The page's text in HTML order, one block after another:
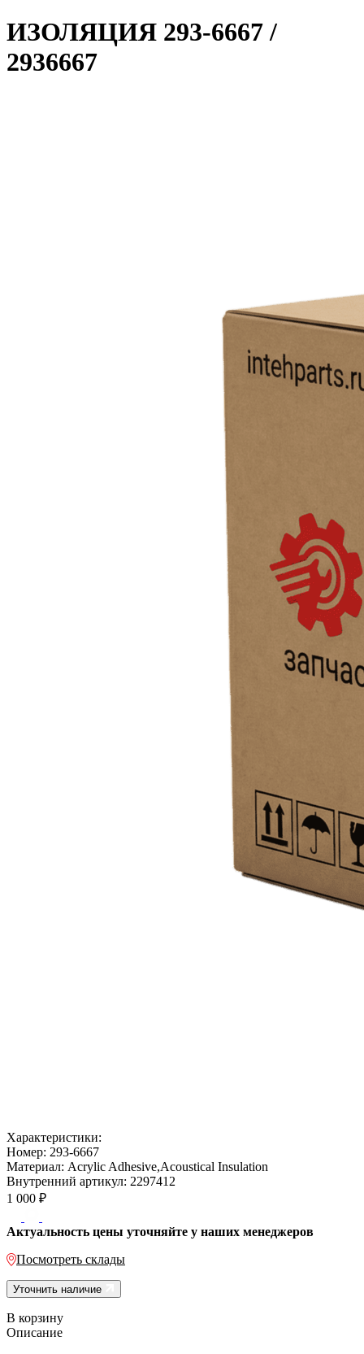
ИЗОЛЯЦИЯ 293-6667 /
2936667
Характеристики:
Номер: 293-6667
Материал: Acrylic Adhesive,Acoustical Insulation
Внутренний артикул: 2297412
1 000 ₽
Актуальность цены уточняйте у наших менеджеров
Посмотреть склады
Уточнить наличие
В корзину
Описание